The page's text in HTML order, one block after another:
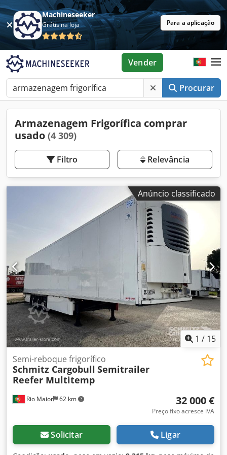
Machineseeker
Grátis na loja Para a aplicação
Procurar
Vender
Armazenagem Frigorífica comprar
usado (4 309)
Filtro Relevância
Anúncio classificado
1 / 15
Rio Maior 62 km
Semi-reboque frigorífico
Schmitz Cargobull Semitrailer
Reefer Multitemp
32 000 €
Preço fixo acresce IVA
Solicitar Ligar